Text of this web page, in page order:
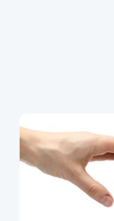
Ztráta nebo
Volejte na+420 955
zablokujeme